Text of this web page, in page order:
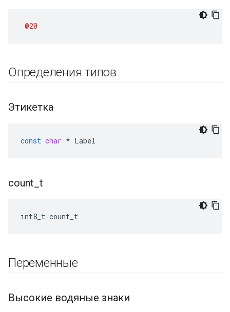
@20
Определения типов
Этикетка
const char * Label
count t
int8_t count_t
Переменные
Высокие водяные знаки